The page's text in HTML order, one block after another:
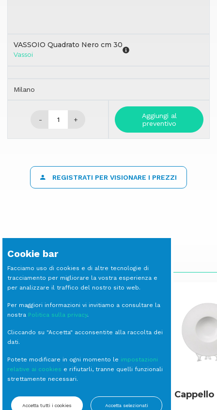
VASSOIO Quadrato Nero cm 30
Vassoi
Milano
- +
Aggiungi al
preventivo
REGISTRATI PER VISIONARE I PREZZI
Roner
Cookie bar
Facciamo uso di cookies e di altre tecnologie di
tracciamento per migliorare la vostra esperienza e
per analizzare il traffico del nostro sito web.
Per maggiori informazioni vi invitiamo a consultare la
nostra Politica sulla privacy.
Cliccando su "Accetta" acconsentite alla raccolta dei
dati.
Potete modificare in ogni momento le impostazioni
relative ai cookies e rifiutarli, tranne quelli funzionali
strettamente necessari.
Accetta tutti i cookies Accetta selezionati